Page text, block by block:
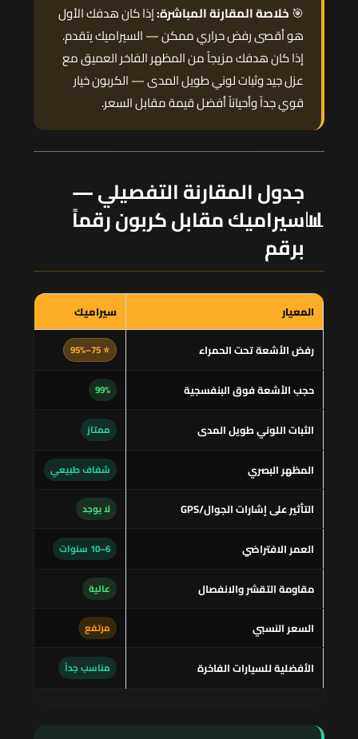
🎯خلاصة المقارنة المباشرة:إذا كان هدفك الأول
هو أقصى رفض حراري ممكن — السيراميك يتقدم.
إذا كان هدفك مزيجاً من المظهر الفاخر العميق مع
عزل جيد وثبات لوني طويل المدى — الكربون خيار
قوي جداً وأحياناً أفضل قيمة مقابل السعر.
📊
جدول المقارنة التفصيلي —
سيراميك مقابل كربون رقماً
برقم
المعيار
سيراميك
رفض الأشعة تحت الحمراء
⭐ 75–95%
حجب الأشعة فوق البنفسجية 99%
الثبات اللوني طويل المدى ممتاز
المظهر البصري شفاف طبيعي
التأثير على إشارات الجوال/GPS لا يوجد
العمر الافتراضي 6–10 سنوات
مقاومة التقشر والانفصال عالية
السعر النسبي مرتفع
الأفضلية للسيارات الفاخرة مناسب جداً